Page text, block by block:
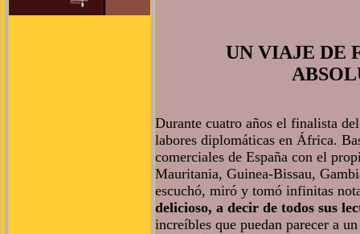
UN VIAJE DE
Durante cuatro años el finalista
labores diplomáticas en África.
comerciales de España con el
Mauritania, Guinea-Bissau,
escuchó, miró y tomó infinitas
delicioso, a decir de todos sus
increíbles que puedan parecer a